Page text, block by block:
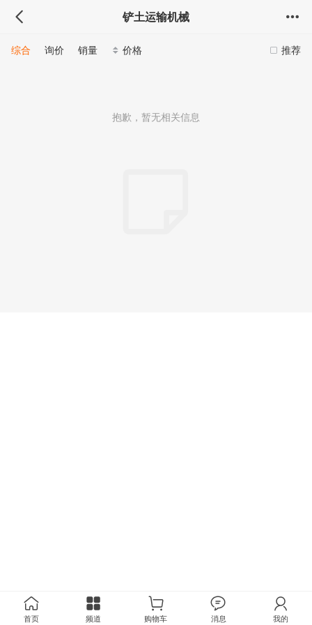
铲土运输机械
推荐
综合 询价 销量 价格
抱歉，暂无相关信息
首页 频道 购物车 消息 我的